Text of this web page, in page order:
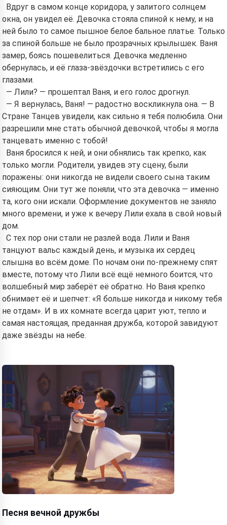
Вдруг в самом конце коридора, у залитого солнцем
окна, он увидел её. Девочка стояла спиной к нему, и на
ней было то самое пышное белое бальное платье. Только
за спиной больше не было прозрачных крылышек. Ваня
замер, боясь пошевелиться. Девочка медленно
обернулась, и её глаза-звёздочки встретились с его
глазами.
— Лили? — прошептал Ваня, и его голос дрогнул.
— Я вернулась, Ваня! — радостно воскликнула она. — В
Стране Танцев увидели, как сильно я тебя полюбила. Они
разрешили мне стать обычной девочкой, чтобы я могла
танцевать именно с тобой!
Ваня бросился к ней, и они обнялись так крепко, как
только могли. Родители, увидев эту сцену, были
поражены: они никогда не видели своего сына таким
сияющим. Они тут же поняли, что эта девочка — именно
та, кого они искали. Оформление документов не заняло
много времени, и уже к вечеру Лили ехала в свой новый
дом.
С тех пор они стали не разлей вода. Лили и Ваня
танцуют вальс каждый день, и музыка их сердец
слышна во всём доме. По ночам они по-прежнему спят
вместе, потому что Лили всё ещё немного боится, что
волшебный мир заберёт её обратно. Но Ваня крепко
обнимает её и шепчет: «Я больше никогда и никому тебя
не отдам». И в их комнате всегда царит уют, тепло и
самая настоящая, преданная дружба, которой завидуют
даже звёзды на небе.
Песня вечной дружбы